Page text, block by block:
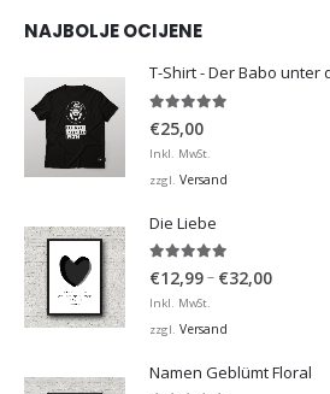
NAJBOLJE OCIJENE
T-Shirt - Der Babo unter
€25,00
Inkl. MwSt.
zzgl. Versand
Die Liebe
5.00von 5
€12,99– €32,00
Inkl. MwSt.
zzgl. Versand
Namen Geblümt Floral